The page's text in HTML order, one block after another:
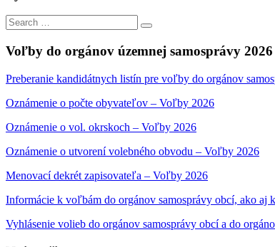
Search
for:
Search
Voľby do orgánov územnej samosprávy 2026
Preberanie kandidátnych listín pre voľby do orgánov
Oznámenie o počte obyvateľov – Voľby 2026
Oznámenie o vol. okrskoch – Voľby 2026
Oznámenie o utvorení volebného obvodu – Voľby 2026
Menovací dekrét zapisovateľa – Voľby 2026
Informácie k voľbám do orgánov samosprávy obcí, ako aj
Vyhlásenie volieb do orgánov samosprávy obcí a do